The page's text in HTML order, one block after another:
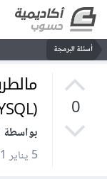
أسئلة البرمجة
0
(php&MYSQL)
بواسطة Ahmad Alsbhaan
5 يناير 2021